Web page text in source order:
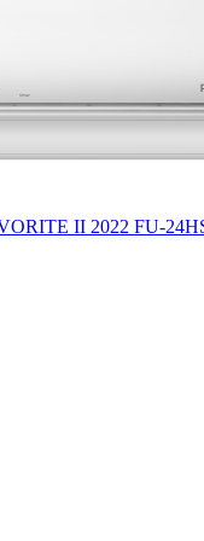
II 2022 FU-